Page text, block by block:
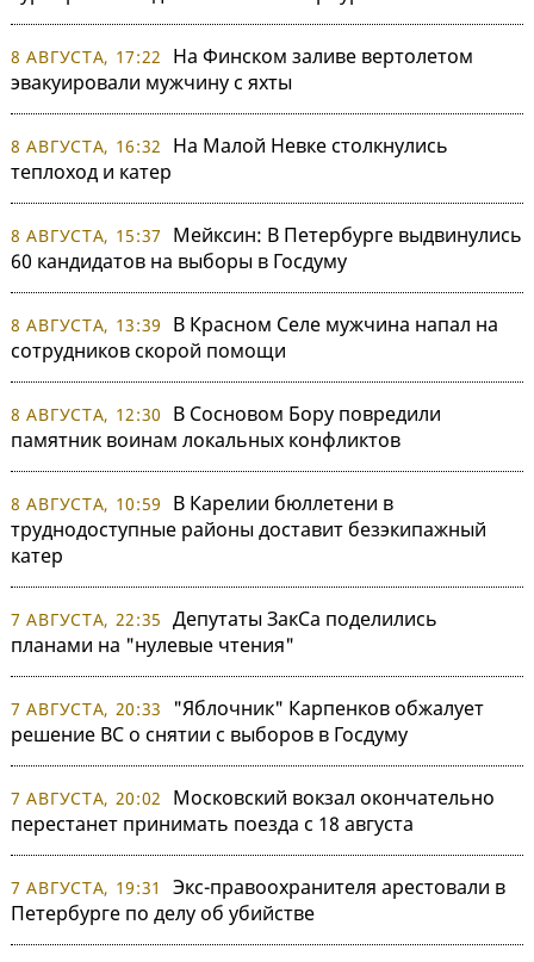
8 АВГУСТА, 17:22
На Финском заливе вертолетом
эвакуировали мужчину с яхты
8 АВГУСТА, 16:32
На Малой Невке столкнулись
теплоход и катер
8 АВГУСТА, 15:37
Мейксин: В Петербурге выдвинулись
60 кандидатов на выборы в Госдуму
8 АВГУСТА, 13:39
В Красном Селе мужчина напал на
сотрудников скорой помощи
8 АВГУСТА, 12:30
В Сосновом Бору повредили
памятник воинам локальных конфликтов
8 АВГУСТА, 10:59
В Карелии бюллетени в
труднодоступные районы доставит безэкипажный
катер
7 АВГУСТА, 22:35 Депутаты ЗакСа поделились
планами на "нулевые чтения"
7 АВГУСТА, 20:33
"Яблочник" Карпенков обжалует
решение ВС о снятии с выборов в Госдуму
7 АВГУСТА, 20:02
Московский вокзал окончательно
перестанет принимать поезда с 18 августа
7 АВГУСТА, 19:31
Экс-правоохранителя арестовали в
Петербурге по делу об убийстве